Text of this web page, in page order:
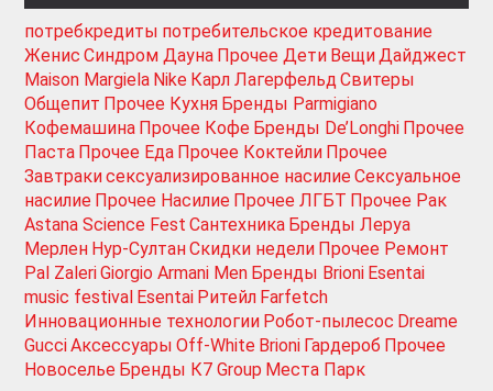
потребкредиты потребительское кредитование
Женис Синдром Дауна Прочее Дети ВещиДайджест
Maison Margiela Nike Карл ЛагерфельдСвитеры
Общепит Прочее Кухня Бренды Parmigiano
Кофемашина Прочее Кофе Бренды De’Longhi Прочее
Паста Прочее Еда Прочее Коктейли Прочее
Завтракисексуализированное насилиеСексуальное
насилие Прочее Насилие Прочее ЛГБТ Прочее Рак
Astana Science Fest Сантехника Бренды Леруа
Мерлен Нур-СултанСкидки недели Прочее Ремонт
Pal ZaleriGiorgio Armani Men Бренды Brioni Esentai
music festival Esentai Ритейл Farfetch
Инновационные технологии Робот-пылесос Dreame
GucciАксессуары Off-White Brioni Гардероб Прочее
Новоселье Бренды К7 Group Места Парк